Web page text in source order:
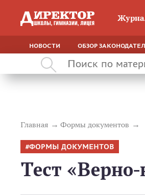
НОВОСТИ ОБЗОР
Главная Формы документов
ФОРМЫ ДОКУМЕНТОВ
Тест